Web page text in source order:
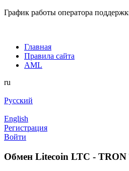
График работы оператора
Главная
Правила сайта
AML
ru
Русский
English
Регистрация
Войти
Обмен Litecoin LTC -